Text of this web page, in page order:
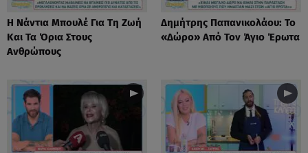
Η Νάντια Μπουλέ Για Τη Ζωή
Και Τα Όρια Στους
Ανθρώπους
Δημήτρης Παπανικολάου: Το
«Δώρο» Από Τον Άγιο Έρωτα